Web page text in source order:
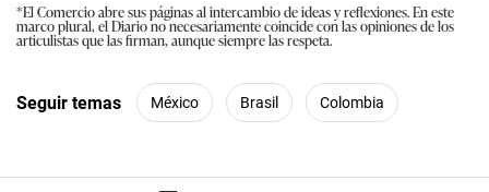
*El Comercio abre sus páginas al intercambio de ideas y reflexiones. En este
marco plural, el Diario no necesariamente coincide con las opiniones de los
articulistas que las firman, aunque siempre las respeta.
Seguir temas México Brasil Colombia